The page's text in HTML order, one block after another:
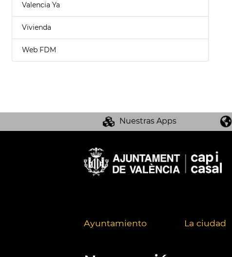
Valencia Ya
Vivienda
Web FDM
Nuestras Apps
Ayuntamiento La ciudad